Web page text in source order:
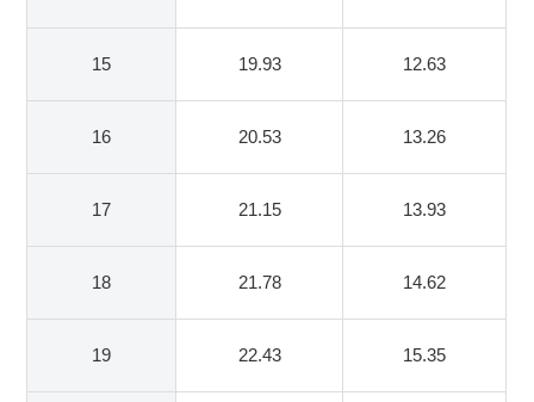
15 19.93 12.63
16 20.53 13.26
17 21.15 13.93
18 21.78 14.62
19 22.43 15.35